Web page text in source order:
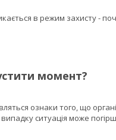
в режим захисту -
момент?
ознаки того, що
ситуація може